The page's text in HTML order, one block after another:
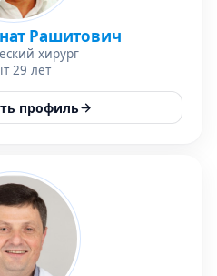
Рашитович
хирург
29 лет
профиль